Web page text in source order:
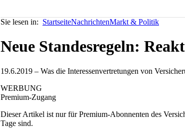
Sie lesen in: StartseiteNachrichtenMarkt & Politik
Neue Standesregeln:
19.6.2019 – Was die Interessenvertretungen von
WERBUNG
Premium-Zugang
Dieser Artikel ist nur für Premium-Abonnenten des
Tage sind.